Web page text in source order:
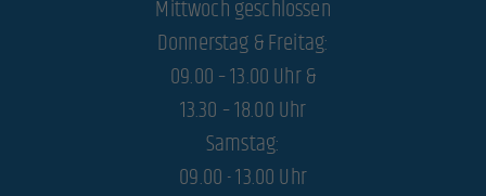
Mittwoch geschlossen
Donnerstag & Freitag:
09.00 – 13.00 Uhr &
13.30 – 18.00 Uhr
Samstag:
09.00 - 13.00 Uhr